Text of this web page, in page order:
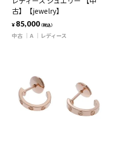
古】【jewelry】
¥ 85,000（税込）
中古 A レディース